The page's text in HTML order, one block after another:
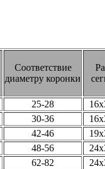
Соответствие
диаметру коронки
25-28
30-36
42-46
48-56
62-82